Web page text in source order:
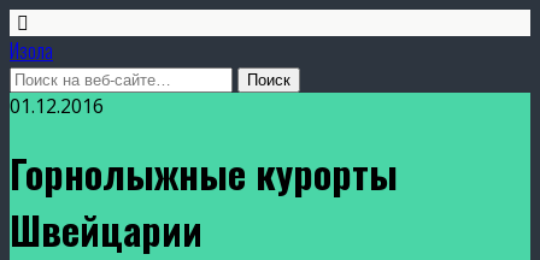
Изола
01.12.2016
Горнолыжные курорты
Швейцарии